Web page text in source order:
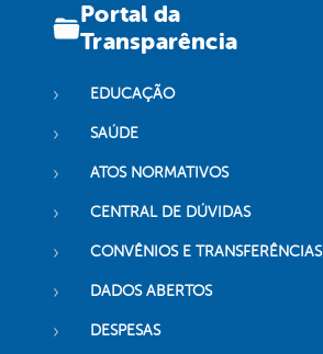
Portal da
Transparência
EDUCAÇÃO
SAÚDE
ATOS NORMATIVOS
CENTRAL DE DÚVIDAS
CONVÊNIOS E TRANSFERÊNCIAS
DADOS ABERTOS
DESPESAS